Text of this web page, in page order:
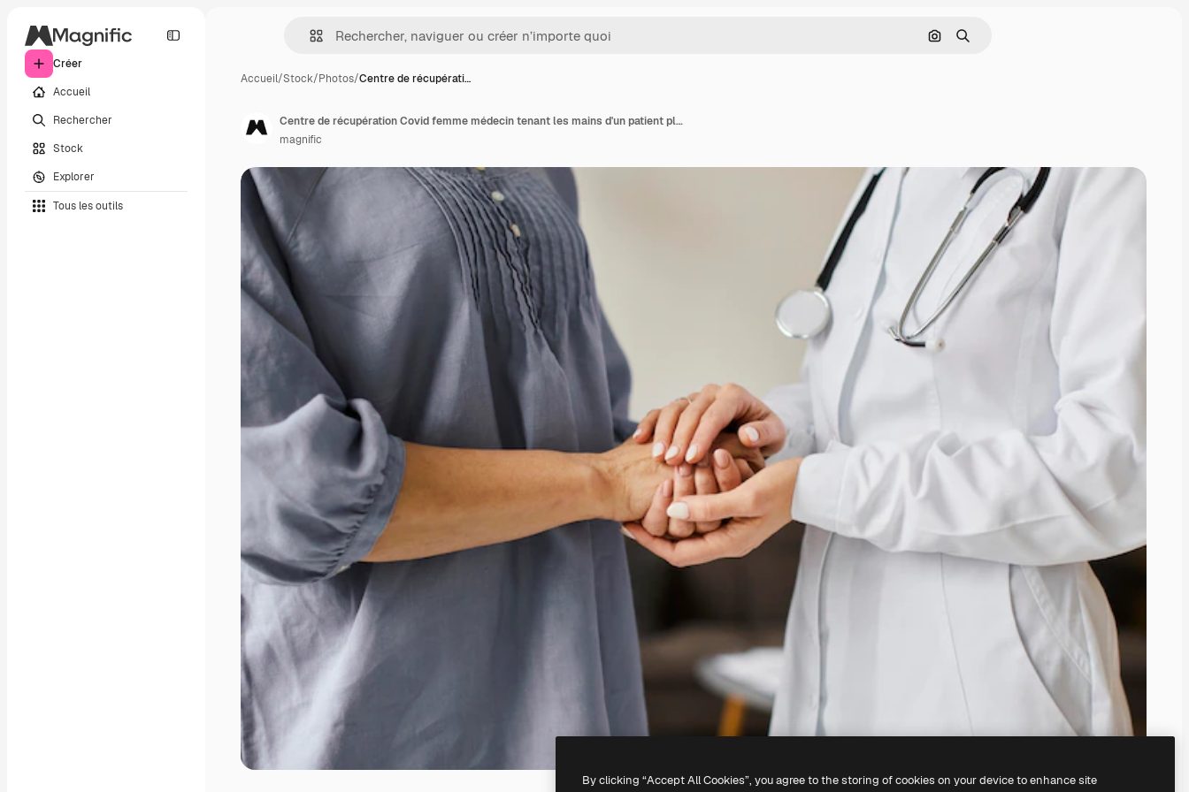
Créer
Accueil
Rechercher
Stock
Explorer
Tous les outils
Rechercher par image
Rechercher
Accueil/Stock/Photos/Centre de récupérati…
Centre de récupération Covid femme médecin tenant les mains d'un patient plus âgé
magnific
By clicking “Accept All Cookies”, you agree to the storing of cookies on your device to enhance site